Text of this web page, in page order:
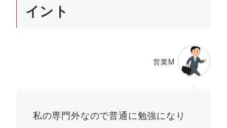
イント
営業M
私の専門外なので普通に勉強になり